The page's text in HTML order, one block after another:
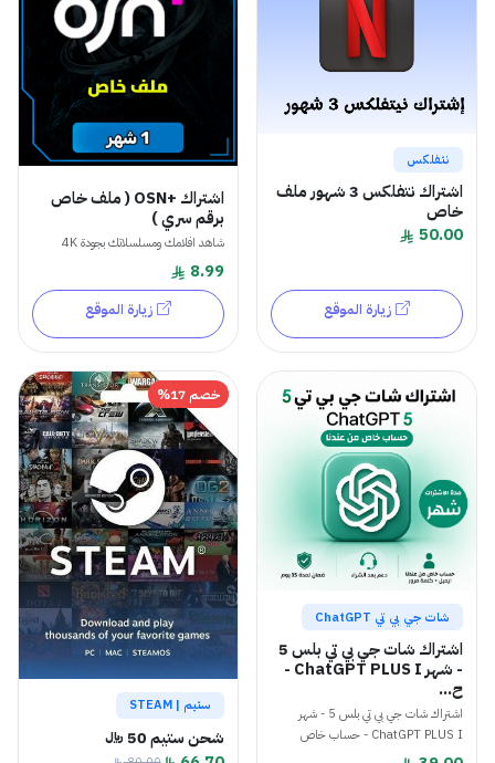
نتفلكس
اشتراك نتفلكس 3 شهور ملف
خاص
50.00
زيارة الموقع
اشتراك +OSN ( ملف خاص
برقم سري )
شاهد افلامك ومسلسلاتك بجودة 4K
8.99
زيارة الموقع
شات جي بي تي ChatGPT
اشتراك شات جي بي تي بلس 5
- شهر ChatGPT PLUS I -
ح...
اشتراك شات جي بي تي بلس 5 - شهر
ChatGPT PLUS I - حساب خاص
خصم 17%
ستيم | STEAM
شحن ستيم 50 ﷼